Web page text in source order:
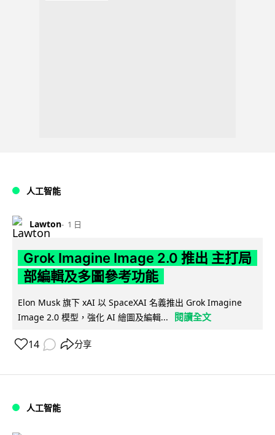
人工智能
Lawton 1 日
Grok Imagine Image 2.0 推出 主打局
部編輯及多圖參考功能
Elon Musk 旗下 xAI 以 SpaceXAI 名義推出 Grok Imagine
Image 2.0 模型，強化 AI 繪圖及編輯...
閱讀全文
14 分享
人工智能